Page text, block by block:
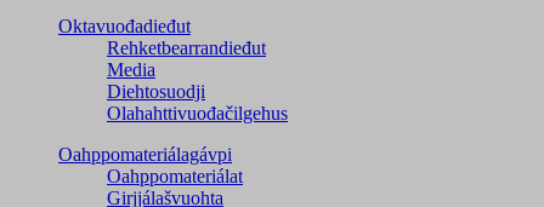
Oktavuođadieđut
Rehketbearrandieđut
Media
Diehtosuodji
Olahahttivuođačilgehus
Oahppomateriálagávpi
Oahppomateriálat
Girjjálašvuohta